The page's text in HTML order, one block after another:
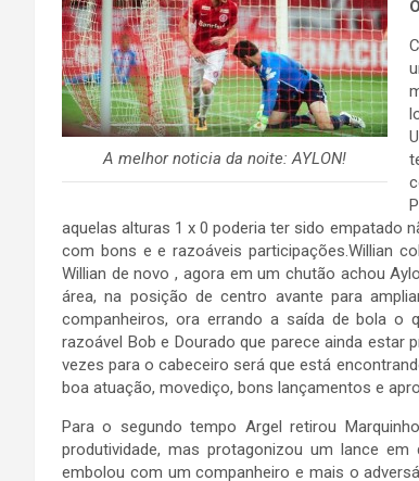
A melhor noticia da noite: AYLON!
aquelas alturas 1 x 0 poderia ter sido empatado
com bons e e razoáveis participações.Willian
Willian de novo , agora em um chutão achou
área, na posição de centro avante para
companheiros, ora errando a saída de bola o
razoável Bob e Dourado que parece ainda estar
vezes para o cabeceiro será que está
boa atuação, movediço, bons lançamentos e
Para o segundo tempo Argel retirou
produtividade, mas protagonizou um lance
embolou com um companheiro e mais o